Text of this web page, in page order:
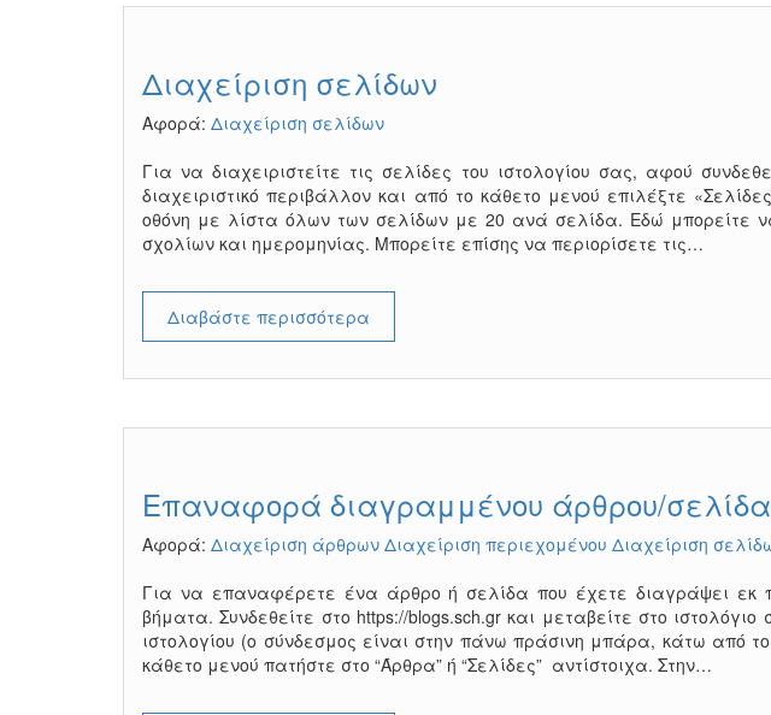
Διαχείριση σελίδων
Αφορά: Διαχείριση σελίδων
Για να διαχειριστείτε τις σελίδες του ιστολογίου σας, αφού
διαχειριστικό περιβάλλον και από το κάθετο μενού επιλέξτε
οθόνη με λίστα όλων των σελίδων με 20 ανά σελίδα. Εδώ μπορείτε
σχολίων και ημερομηνίας. Μπορείτε επίσης να περιορίσετε τις…
Διαβάστε περισσότερα
Επαναφορά διαγραμμένου άρθρου/
Αφορά: Διαχείριση άρθρων Διαχείριση περιεχομένου Διαχείριση
Για να επαναφέρετε ένα άρθρο ή σελίδα που έχετε διαγράψει εκ
βήματα. Συνδεθείτε στο https://blogs.sch.gr και μεταβείτε στο
ιστολογίου (ο σύνδεσμος είναι στην πάνω πράσινη μπάρα, κάτω από
κάθετο μενού πατήστε στο “Άρθρα” ή “Σελίδες” αντίστοιχα. Στην…